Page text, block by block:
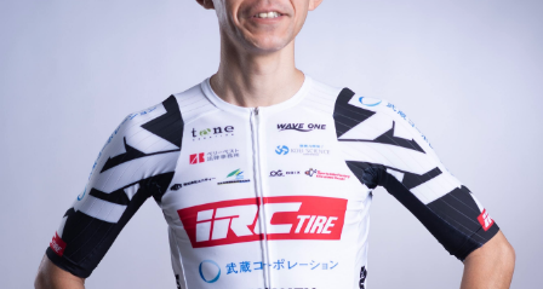
加盟・登録
エントリー
JBCF ROAD SERIESとは